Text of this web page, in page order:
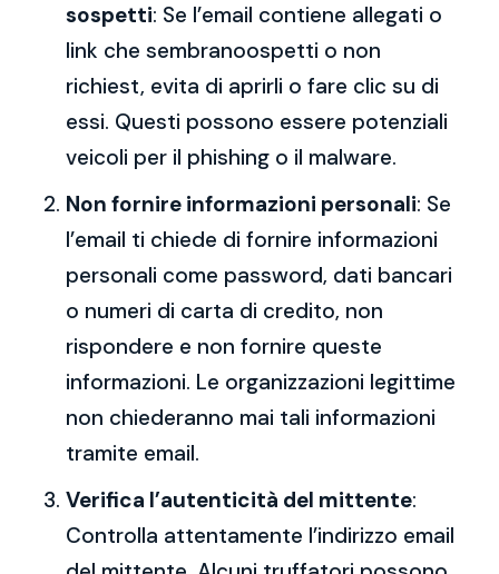
sospetti: Se l’email contiene allegati o
link che sembranoospetti o non
richiest, evita di aprirli o fare clic su di
essi. Questi possono essere potenziali
veicoli per il phishing o il malware.
Non fornire informazioni personali: Se
l’email ti chiede di fornire informazioni
personali come password, dati bancari
o numeri di carta di credito, non
rispondere e non fornire queste
informazioni. Le organizzazioni legittime
non chiederanno mai tali informazioni
tramite email.
Verifica l’autenticità del mittente:
Controlla attentamente l’indirizzo email